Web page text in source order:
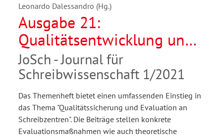
Leonardo Dalessandro (Hg.)
Ausgabe 21:
Qualitätsentwicklung und
Qualitätssicherung in der
Schreibzentrumsarbeit
JoSch - Journal für
Schreibwissenschaft 1/2021
Das Themenheft bietet einen umfassenden Einstieg in
das Thema "Qualitätssicherung und Evaluation an
Schreibzentren". Die Beiträge stellen konkrete
Evaluationsmaßnahmen wie auch theoretische